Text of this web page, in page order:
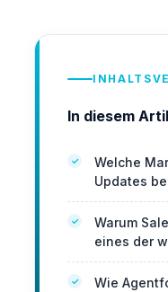
In diesem
Welche
Updates
Warum
eines der
Wie